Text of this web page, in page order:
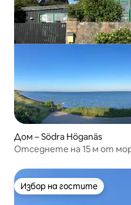
Дом – Södra Höganäs
Отседнете на 15 м от
Избор на гостите
Избор на гостите